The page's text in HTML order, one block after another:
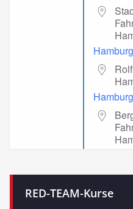
RED-TEAM-Kurse